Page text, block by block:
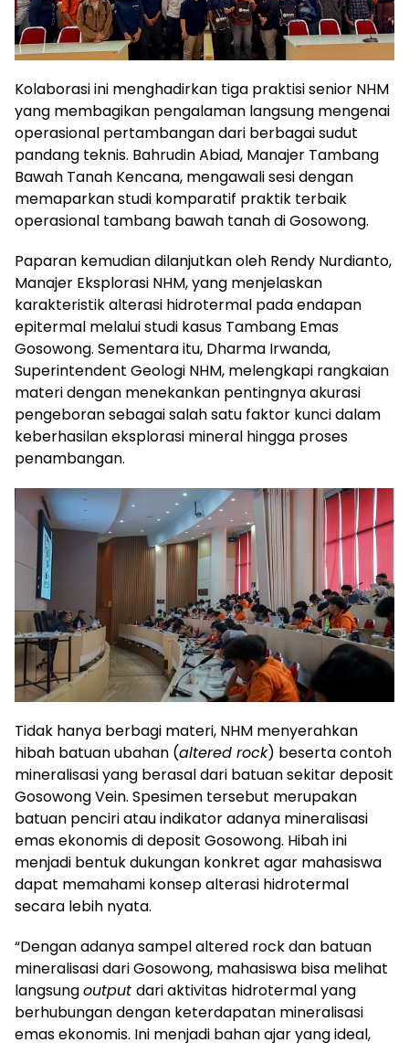
Kolaborasi ini menghadirkan tiga praktisi senior NHM
yang membagikan pengalaman langsung mengenai
operasional pertambangan dari berbagai sudut
pandang teknis. Bahrudin Abiad, Manajer Tambang
Bawah Tanah Kencana, mengawali sesi dengan
memaparkan studi komparatif praktik terbaik
operasional tambang bawah tanah di Gosowong.
Paparan kemudian dilanjutkan oleh Rendy Nurdianto,
Manajer Eksplorasi NHM, yang menjelaskan
karakteristik alterasi hidrotermal pada endapan
epitermal melalui studi kasus Tambang Emas
Gosowong. Sementara itu, Dharma Irwanda,
Superintendent Geologi NHM, melengkapi rangkaian
materi dengan menekankan pentingnya akurasi
pengeboran sebagai salah satu faktor kunci dalam
keberhasilan eksplorasi mineral hingga proses
penambangan.
Tidak hanya berbagi materi, NHM menyerahkan
hibah batuan ubahan (altered rock) beserta contoh
mineralisasi yang berasal dari batuan sekitar deposit
Gosowong Vein. Spesimen tersebut merupakan
batuan penciri atau indikator adanya mineralisasi
emas ekonomis di deposit Gosowong. Hibah ini
menjadi bentuk dukungan konkret agar mahasiswa
dapat memahami konsep alterasi hidrotermal
secara lebih nyata.
“Dengan adanya sampel altered rock dan batuan
mineralisasi dari Gosowong, mahasiswa bisa melihat
langsungoutput dari aktivitas hidrotermal yang
berhubungan dengan keterdapatan mineralisasi
emas ekonomis. Ini menjadi bahan ajar yang ideal,